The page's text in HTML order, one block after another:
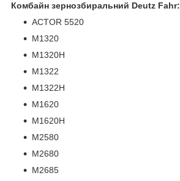
Комбайн зернозбиральний Deutz Fahr:
ACTOR 5520
M1320
M1320H
M1322
M1322H
M1620
M1620H
M2580
M2680
M2685